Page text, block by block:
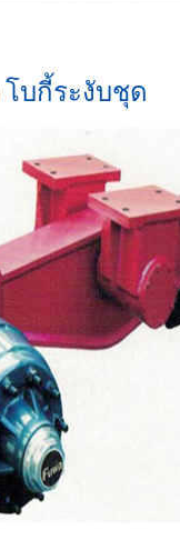
ครึ่งหนึ่
เครื่องวัดรั้ว
อัลตร้
โบกี้ระงับชุด